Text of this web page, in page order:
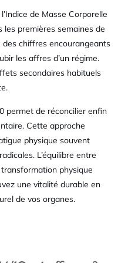
de Masse Corporelle
les premières semaines de
chiffres encourangeants
les affres d’un régime.
secondaires habituels
permet de réconcilier enfin
Cette approche
physique souvent
L’équilibre entre
physique
une vitalité durable en
de vos organes.